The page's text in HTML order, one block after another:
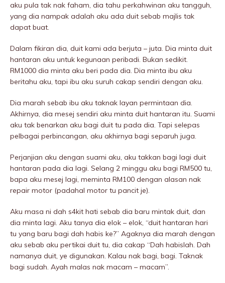
aku pula tak nak faham, dia tahu perkahwinan aku tangguh,
yang dia nampak adalah aku ada duit sebab majlis tak
dapat buat.
Dalam fikiran dia, duit kami ada berjuta – juta. Dia minta duit
hantaran aku untuk kegunaan peribadi. Bukan sedikit.
RM1000 dia minta aku beri pada dia. Dia minta ibu aku
beritahu aku, tapi ibu aku suruh cakap sendiri dengan aku.
Dia marah sebab ibu aku taknak layan permintaan dia.
Akhirnya, dia mesej sendiri aku minta duit hantaran itu. Suami
aku tak benarkan aku bagi duit tu pada dia. Tapi selepas
pelbagai perbincangan, aku akhirnya bagi separuh juga.
Perjanjian aku dengan suami aku, aku takkan bagi lagi duit
hantaran pada dia lagi. Selang 2 minggu aku bagi RM500 tu,
bapa aku mesej lagi, meminta RM100 dengan alasan nak
repair motor (padahal motor tu pancit je).
Aku masa ni dah s4kit hati sebab dia baru mintak duit, dan
dia minta lagi. Aku tanya dia elok – elok, “duit hantaran hari
tu yang baru bagi dah habis ke?” Agaknya dia marah dengan
aku sebab aku pertikai duit tu, dia cakap “Dah habislah. Dah
namanya duit, ye digunakan. Kalau nak bagi, bagi. Taknak
bagi sudah. Ayah malas nak macam – macam”.